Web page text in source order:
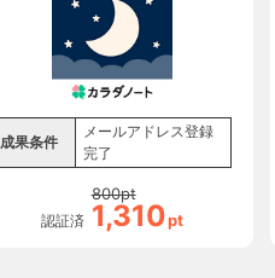
（Android）
成果条件
メールアドレス登録
完了
認証済
800pt
1,310pt